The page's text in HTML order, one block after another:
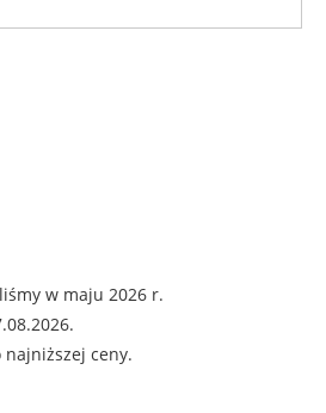
w maju 2026 r.
ceny.